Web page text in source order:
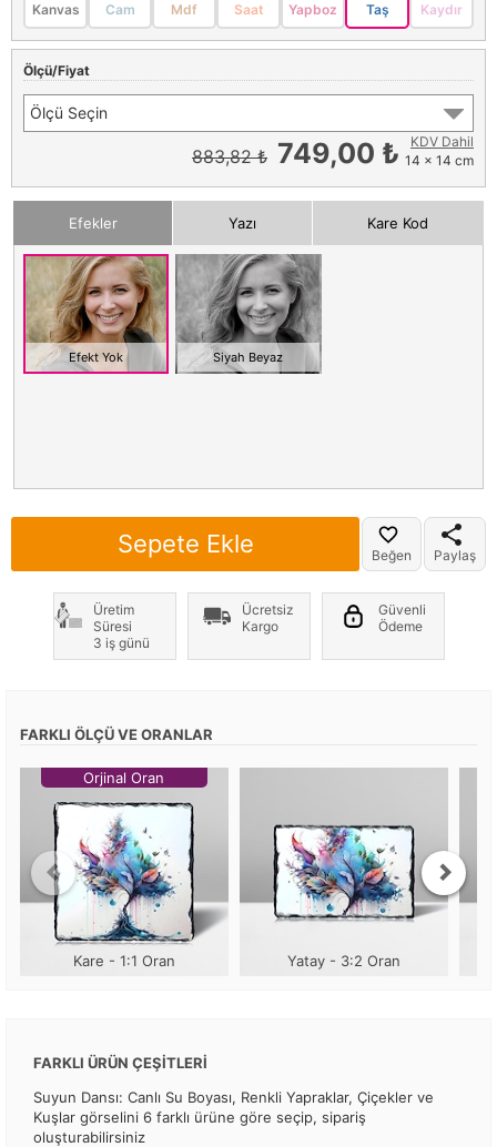
Kanvas Cam Mdf Saat Yapboz Taş Kaydır
Ölçü/Fiyat
Ölçü Seçin
883,82 ₺ 749,00 ₺
KDV Dahil
14 x 14 cm
Efekler Yazı Kare Kod
Efekt Yok Siyah Beyaz
Sepete Ekle Beğen Paylaş
Üretim
Süresi
3 iş günü
Ücretsiz
Kargo
Güvenli
Ödeme
FARKLI ÖLÇÜ VE ORANLAR
Orjinal Oran
Kare - 1:1 Oran Yatay - 3:2 Oran
FARKLI ÜRÜN ÇEŞİTLERİ
Suyun Dansı: Canlı Su Boyası, Renkli Yapraklar, Çiçekler ve
Kuşlar görselini 6 farklı ürüne göre seçip, sipariş
oluşturabilirsiniz